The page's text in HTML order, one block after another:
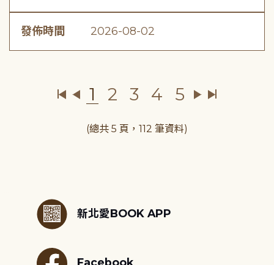
發佈時間 2026-08-02
1 2 3 4 5
(總共 5 頁，112 筆資料)
新北愛BOOK APP
Facebook